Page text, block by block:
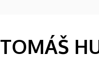
TOMÁŠ